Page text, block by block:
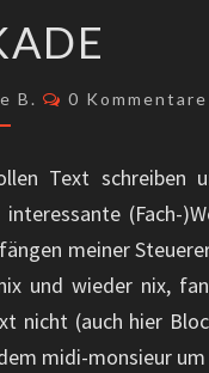
B. Kommentare
0 Kommentare
Text schreiben
(Fach-
meiner
und wieder nix,
nicht (auch hier
midi-monsieur